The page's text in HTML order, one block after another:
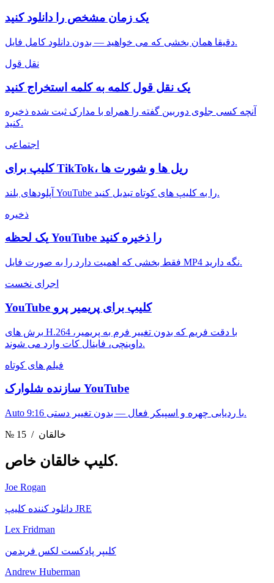
یک زمان مشخص را دانلود کنید
دقیقا همان بخشی که می خواهید — بدون دانلود کامل فایل.
نقل قول
یک نقل قول کلمه به کلمه استخراج کنید
آنچه کسی جلوی دوربین گفته را همراه با مدارک ثبت شده ذخیره
کنید.
اجتماعی
کلیپ برای TikTok، ریل ها و شورت ها
آپلودهای بلند YouTube را به کلیپ های کوتاه تبدیل کنید.
ذخیره
یک لحظه YouTube را ذخیره کنید
فقط بخشی که اهمیت دارد را به صورت فایل MP4 نگه دارید.
اجرای نخست
YouTube کلیپ برای پریمیر پرو
برش های H.264 با دقت فریم که بدون تغییر فرم به پریمیر،
داوینچی، فاینال کات وارد می شوند.
فیلم های کوتاه
سازنده شلوارک YouTube
Auto 9:16 با ردیابی چهره و اسپیکر فعال — بدون تغییر دستی.
№ 15 / خالقان
کلیپخالقان خاص.
Joe Rogan
دانلود کننده کلیپ JRE
Lex Fridman
کلیپر پادکست لکس فریدمن
Andrew Huberman